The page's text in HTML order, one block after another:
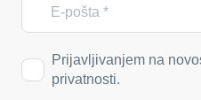
Prijavljivanjem na
privatnosti.